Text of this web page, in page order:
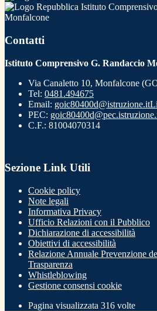
Istituto
Monfalcone
Contatti
Istituto Comprensivo G. Randaccio
Via Canaletto 10, Monfalcone
Tel: 0481.494675
Email: goic80400d@istruzione.it
PEC:
C.F.: 81004070314
Sezione Link Utili
Cookie policy
Note legali
Informativa Privacy
Ufficio Relazioni con il Pubblico
Dichiarazione di accessibilità
Obiettivi di accessibilità
Relazione Annuale Prevenzione
Trasparenza
Whistleblowing
Gestione consensi cookie
Pagina visualizzata 316 volte